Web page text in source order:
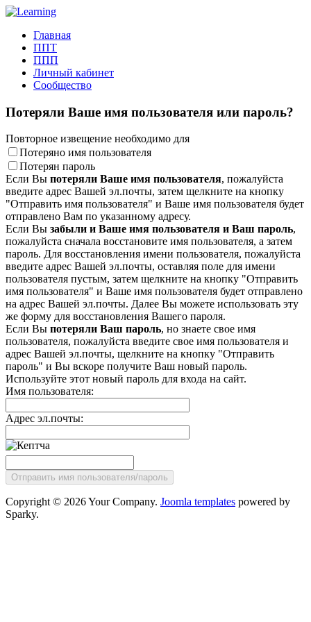
Главная
ППТ
ППП
Личный кабинет
Сообщество
Потеряли Ваше имя пользователя или пароль?
Повторное извещение необходимо для
Потеряно имя пользователя
Потерян пароль
Если Вы потеряли Ваше имя пользователя, пожалуйста
введите адрес Вашей эл.почты, затем щелкните на кнопку
"Отправить имя пользователя" и Ваше имя пользователя будет
отправлено Вам по указанному адресу.
Если Вы забыли и Ваше имя пользователя и Ваш пароль,
пожалуйста сначала восстановите имя пользователя, а затем
пароль. Для восстановления имени пользователя, пожалуйста
введите адрес Вашей эл.почты, оставляя поле для имени
пользователя пустым, затем щелкните на кнопку "Отправить
имя пользователя" и Ваше имя пользователя будет отправлено
на адрес Вашей эл.почты. Далее Вы можете использовать эту
же форму для восстановления Вашего пароля.
Если Вы потеряли Ваш пароль, но знаете свое имя
пользователя, пожалуйста введите свое имя пользователя и
адрес Вашей эл.почты, щелкните на кнопку "Отправить
пароль" и Вы вскоре получите Ваш новый пароль.
Используйте этот новый пароль для входа на сайт.
Имя пользователя:
Адрес эл.почты:
Copyright © 2026 Your Company. Joomla templates powered by
Sparky.